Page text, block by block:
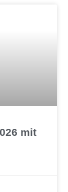
mit